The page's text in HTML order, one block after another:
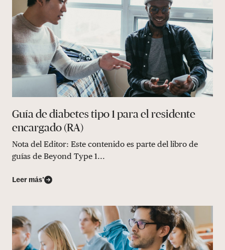
Guía de diabetes tipo 1 para el residente
encargado (RA)
Nota del Editor: Este contenido es parte del libro de
guías de Beyond Type 1...
Leer más’